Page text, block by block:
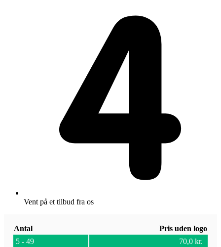
Vent på et tilbud fra os
Antal
Pris uden logo
5 - 49
70,0 kr.